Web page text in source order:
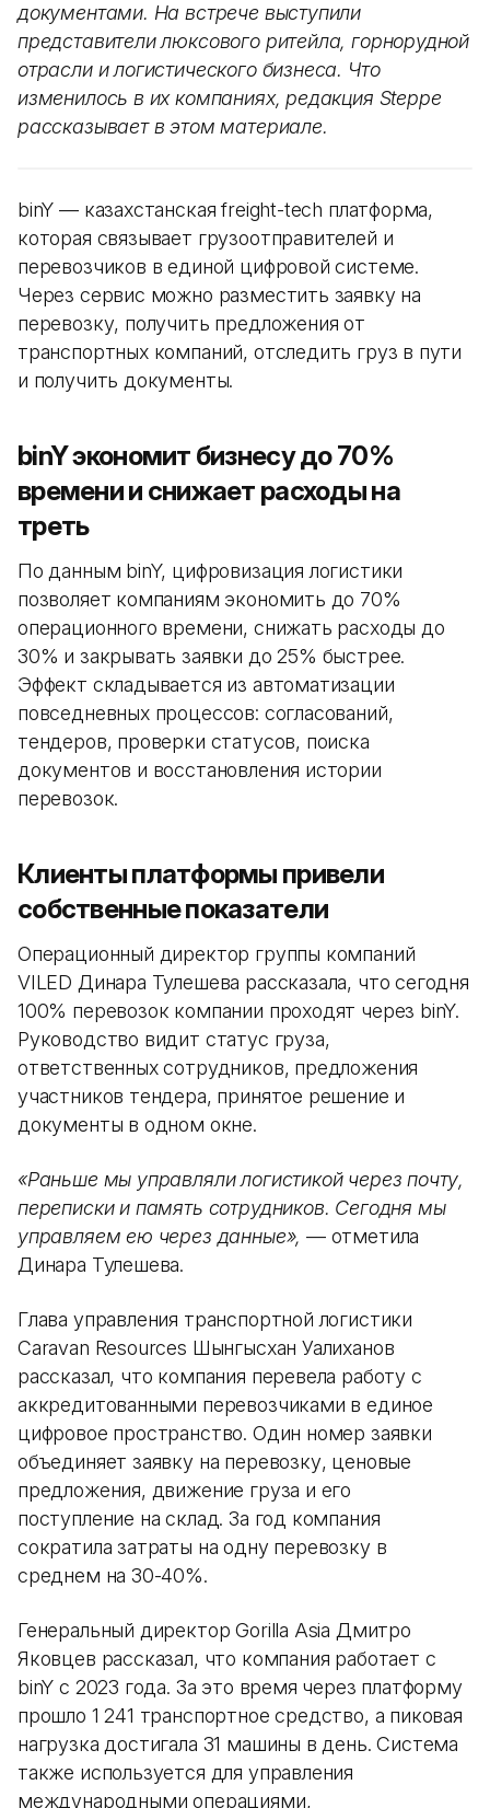
документами. На встрече выступили
представители люксового ритейла, горнорудной
отрасли и логистического бизнеса. Что
изменилось в их компаниях, редакция Steppe
рассказывает в этом материале.
binY — казахстанская freight-tech платформа,
которая связывает грузоотправителей и
перевозчиков в единой цифровой системе.
Через сервис можно разместить заявку на
перевозку, получить предложения от
транспортных компаний, отследить груз в пути
и получить документы.
binY экономит бизнесу до 70%
времени и снижает расходы на
треть
По данным binY, цифровизация логистики
позволяет компаниям экономить до 70%
операционного времени, снижать расходы до
30% и закрывать заявки до 25% быстрее.
Эффект складывается из автоматизации
повседневных процессов: согласований,
тендеров, проверки статусов, поиска
документов и восстановления истории
перевозок.
Клиенты платформы привели
собственные показатели
Операционный директор группы компаний
VILED Динара Тулешева рассказала, что сегодня
100% перевозок компании проходят через binY.
Руководство видит статус груза,
ответственных сотрудников, предложения
участников тендера, принятое решение и
документы в одном окне.
«Раньше мы управляли логистикой через почту,
переписки и память сотрудников. Сегодня мы
управляем ею через данные», — отметила
Динара Тулешева.
Глава управления транспортной логистики
Caravan Resources Шынгысхан Уалиханов
рассказал, что компания перевела работу с
аккредитованными перевозчиками в единое
цифровое пространство. Один номер заявки
объединяет заявку на перевозку, ценовые
предложения, движение груза и его
поступление на склад. За год компания
сократила затраты на одну перевозку в
среднем на 30-40%.
Генеральный директор Gorilla Asia Дмитро
Яковцев рассказал, что компания работает с
binY с 2023 года. За это время через платформу
прошло 1 241 транспортное средство, а пиковая
нагрузка достигала 31 машины в день. Система
также используется для управления
международными операциями,